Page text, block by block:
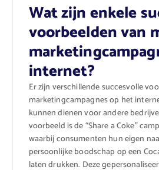
Wat zijn enkele
voorbeelden van
internet?
Er zijn verschillende succesvolle
marketingcampagnes op het
kunnen dienen voor andere
voorbeeld is de “Share a Coke”
waarbij consumenten hun eigen
persoonlijke boodschap op een
laten drukken. Deze